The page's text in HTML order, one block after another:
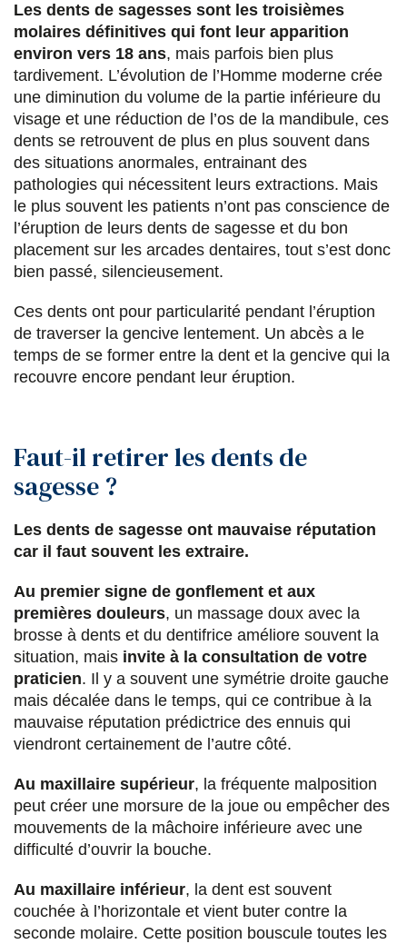
g
e
r
s
u
r
F
a
c
e
b
o
o
g
e
r
s
u
r
T
w
i
t
e
r
g
e
r
s
u
r
L
i
n
k
e
d
i
g
e
r
p
a
r
E
m
a
i
l
Les dents de sagesses sont les troisièmes
molaires définitives qui font leur apparition
environ vers 18 ans, mais parfois bien plus
tardivement. L’évolution de l’Homme moderne crée
une diminution du volume de la partie inférieure du
visage et une réduction de l’os de la mandibule, ces
dents se retrouvent de plus en plus souvent dans
des situations anormales, entrainant des
pathologies qui nécessitent leurs extractions. Mais
le plus souvent les patients n’ont pas conscience de
l’éruption de leurs dents de sagesse et du bon
placement sur les arcades dentaires, tout s’est donc
bien passé, silencieusement.
Ces dents ont pour particularité pendant l’éruption
de traverser la gencive lentement. Un abcès a le
temps de se former entre la dent et la gencive qui la
recouvre encore pendant leur éruption.
Faut-il retirer les dents de
sagesse ?
Les dents de sagesse ont mauvaise réputation
car il faut souvent les extraire.
Au premier signe de gonflement et aux
premières douleurs, un massage doux avec la
brosse à dents et du dentifrice améliore souvent la
situation, mais invite à la consultation de votre
praticien. Il y a souvent une symétrie droite gauche
mais décalée dans le temps, qui ce contribue à la
mauvaise réputation prédictrice des ennuis qui
viendront certainement de l’autre côté.
Au maxillaire supérieur, la fréquente malposition
peut créer une morsure de la joue ou empêcher des
mouvements de la mâchoire inférieure avec une
difficulté d’ouvrir la bouche.
Au maxillaire inférieur, la dent est souvent
couchée à l’horizontale et vient buter contre la
seconde molaire. Cette position bouscule toutes les